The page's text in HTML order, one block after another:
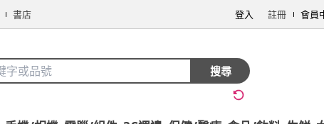
書店 登入 註冊 會員
搜尋